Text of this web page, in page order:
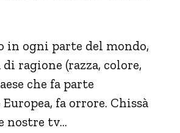
in ogni parte del mondo,
ragione (razza, colore,
che fa parte
fa orrore. Chissà
nostre tv…